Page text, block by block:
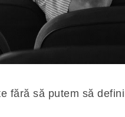
fără să putem să